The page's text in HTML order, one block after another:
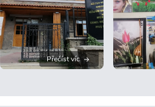
Přečíst víc